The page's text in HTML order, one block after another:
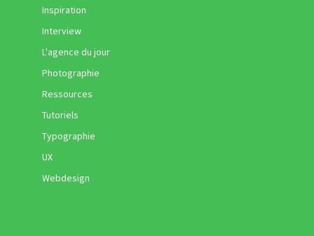
Inspiration
Interview
L'agence du jour
Photographie
Ressources
Tutoriels
Typographie
UX
Webdesign